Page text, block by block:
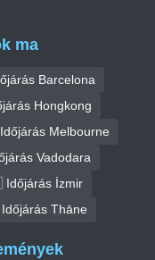
ma
Barcelona
Hongkong
Melbourne
Vadodara
İzmir
Thāne